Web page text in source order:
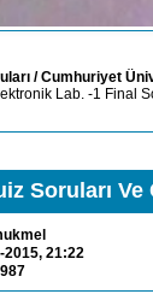
/Cumhuriyet
Lab. -1 Final
Soruları
2015, 21:22